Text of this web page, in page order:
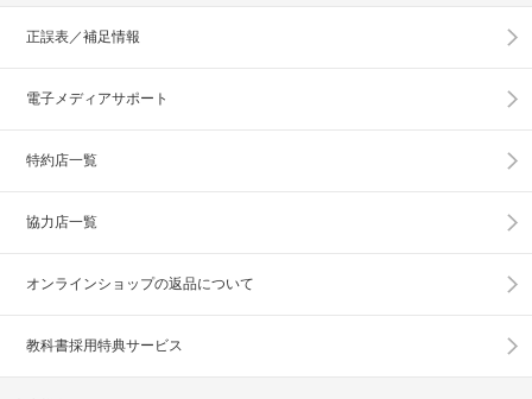
正誤表／補足情報
電子メディアサポート
特約店一覧
協力店一覧
オンラインショップの返品について
教科書採用特典サービス